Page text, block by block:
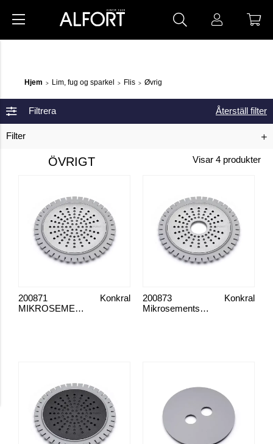
Hjem > Lim, fug og sparkel > Flis > Øvrig
Filtrera
Filter
Återställ filter
ÖVRIGT Visar 4 produkter
MIKROSEMENT SILVER SUN 150 RUSTFRITT
Konkral
200871
Mikrosementskjerm 150 med utskjæring i rustfritt stål
Konkral
200873